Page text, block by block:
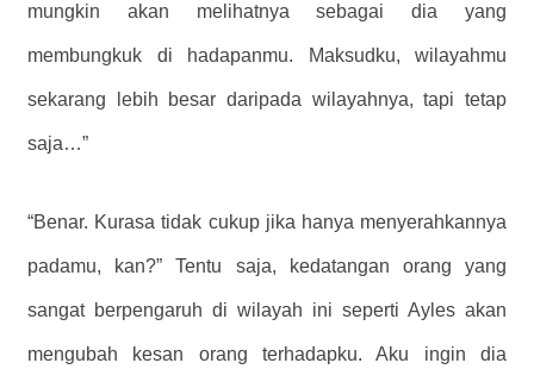
mungkin akan melihatnya sebagai dia yang
membungkuk di hadapanmu. Maksudku, wilayahmu
sekarang lebih besar daripada wilayahnya, tapi tetap
saja…”
“Benar. Kurasa tidak cukup jika hanya menyerahkannya
padamu, kan?” Tentu saja, kedatangan orang yang
sangat berpengaruh di wilayah ini seperti Ayles akan
mengubah kesan orang terhadapku. Aku ingin dia